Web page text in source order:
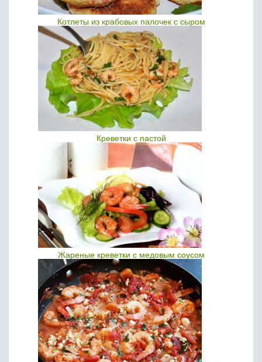
Котлеты из крабовых палочек с сыром
Креветки с пастой
Жареные креветки с медовым соусом